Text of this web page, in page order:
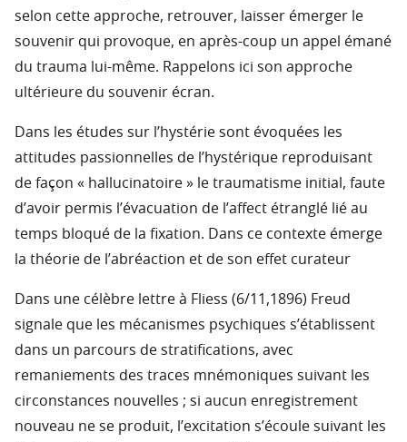
selon cette approche, retrouver, laisser émerger le
souvenir qui provoque, en après-coup un appel émané
du trauma lui-même. Rappelons ici son approche
ultérieure du souvenir écran.
Dans les études sur l’hystérie sont évoquées les
attitudes passionnelles de l’hystérique reproduisant
de façon « hallucinatoire » le traumatisme initial, faute
d’avoir permis l’évacuation de l’affect étranglé lié au
temps bloqué de la fixation. Dans ce contexte émerge
la théorie de l’abréaction et de son effet curateur
Dans une célèbre lettre à Fliess (6/11,1896) Freud
signale que les mécanismes psychiques s’établissent
dans un parcours de stratifications, avec
remaniements des traces mnémoniques suivant les
circonstances nouvelles ; si aucun enregistrement
nouveau ne se produit, l’excitation s’écoule suivant les